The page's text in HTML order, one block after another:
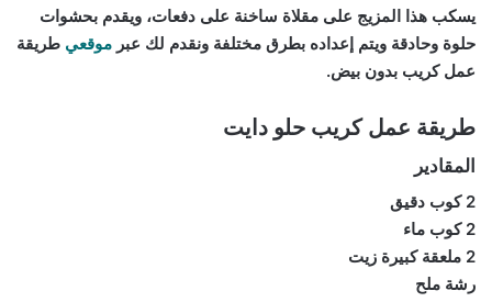
يسكب هذا المزيج على مقلاة ساخنة على دفعات، ويقدم بحشوات
حلوة وحادقة ويتم إعداده بطرق مختلفة ونقدم لك عبر موقعي طريقة
عمل كريب بدون بيض.
طريقة عمل كريب حلو دايت
المقادير
2 كوب دقيق
2 كوب ماء
2 ملعقة كبيرة زيت
رشة ملح